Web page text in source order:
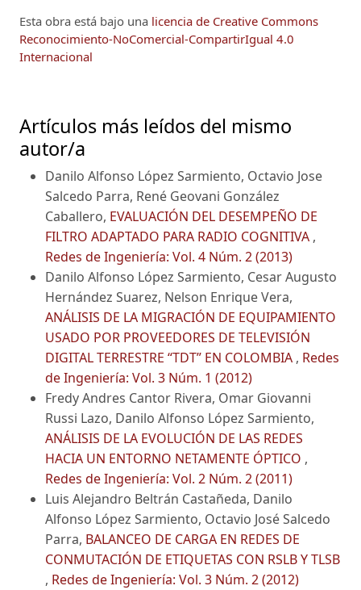
Esta obra está bajo una licencia de Creative Commons
Reconocimiento-NoComercial-CompartirIgual 4.0
Internacional
Artículos más leídos del mismo
autor/a
Danilo Alfonso López Sarmiento, Octavio Jose
Salcedo Parra, René Geovani González
Caballero, EVALUACIÓN DEL DESEMPEÑO DE
FILTRO ADAPTADO PARA RADIO COGNITIVA ,
Redes de Ingeniería: Vol. 4 Núm. 2 (2013)
Danilo Alfonso López Sarmiento, Cesar Augusto
Hernández Suarez, Nelson Enrique Vera,
ANÁLISIS DE LA MIGRACIÓN DE EQUIPAMIENTO
USADO POR PROVEEDORES DE TELEVISIÓN
DIGITAL TERRESTRE “TDT” EN COLOMBIA , Redes
de Ingeniería: Vol. 3 Núm. 1 (2012)
Fredy Andres Cantor Rivera, Omar Giovanni
Russi Lazo, Danilo Alfonso López Sarmiento,
ANÁLISIS DE LA EVOLUCIÓN DE LAS REDES
HACIA UN ENTORNO NETAMENTE ÓPTICO ,
Redes de Ingeniería: Vol. 2 Núm. 2 (2011)
Luis Alejandro Beltrán Castañeda, Danilo
Alfonso López Sarmiento, Octavio José Salcedo
Parra, BALANCEO DE CARGA EN REDES DE
CONMUTACIÓN DE ETIQUETAS CON RSLB Y TLSB
, Redes de Ingeniería: Vol. 3 Núm. 2 (2012)